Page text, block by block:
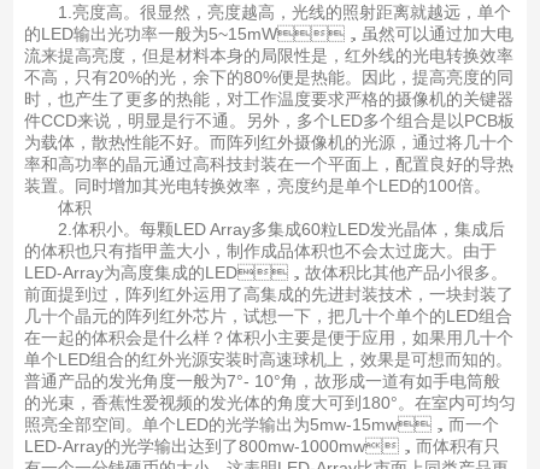
1.亮度高。很显然，亮度越高，光线的照射距离就越远，单个
的LED输出光功率一般为5~15mW，虽然可以通过加大电
流来提高亮度，但是材料本身的局限性是，红外线的光电转换效率
不高，只有20%的光，余下的80%便是热能。因此，提高亮度的同
时，也产生了更多的热能，对工作温度要求严格的摄像机的关键器
件CCD来说，明显是行不通。另外，多个LED多个组合是以PCB板
为载体，散热性能不好。而阵列红外摄像机的光源，通过将几十个
率和高功率的晶元通过高科技封装在一个平面上，配置良好的导热
装置。同时增加其光电转换效率，亮度约是单个LED的100倍。
体积
2.体积小。每颗LED Array多集成60粒LED发光晶体，集成后
的体积也只有指甲盖大小，制作成品体积也不会太过庞大。由于
LED-Array为高度集成的LED，故体积比其他产品小很多。
前面提到过，阵列红外运用了高集成的先进封装技术，一块封装了
几十个晶元的阵列红外芯片，试想一下，把几十个单个的LED组合
在一起的体积会是什么样？体积小主要是便于应用，如果用几十个
单个LED组合的红外光源安装时高速球机上，效果是可想而知的。
普通产品的发光角度一般为7°- 10°角，故形成一道有如手电筒般
的光束，香蕉性爱视频的发光体的角度大可到180°。在室内可均匀
照亮全部空间。单个LED的光学输出为5mw-15mw，而一个
LED-Array的光学输出达到了800mw-1000mw，而体积有只